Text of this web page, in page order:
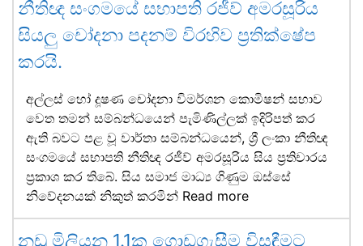
නීතිඥ සංගමයේ සභාපති රජීව් අමරසූරිය
සියලු චෝදනා පදනම් විරහිව ප්‍රතික්ෂේප
කරයි.
අල්ලස් හෝ දූෂණ චෝදනා විමර්ශන කොමිෂන් සභාව
වෙත තමන් සම්බන්ධයෙන් පැමිණිල්ලක් ඉදිරිපත් කර
ඇති බවට පළ වූ වාර්තා සම්බන්ධයෙන්, ශ්‍රී ලංකා නීතිඥ
සංගමයේ සභාපති නීතිඥ රජීව් අමරසූරිය සිය ප්‍රතිචාරය
ප්‍රකාශ කර තිබේ. සිය සමාජ මාධ්‍ය ගිණුම ඔස්සේ
නිවේදනයක් නිකුත් කරමින් Read more
නඩු මිලියන 1.1ක ගොඩගැසීම විසඳීමට